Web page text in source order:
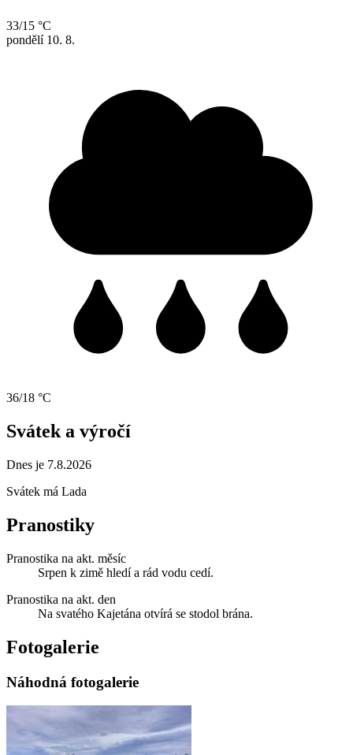
33/15 °C
pondělí 10. 8.
36/18 °C
Svátek a výročí
Dnes je 7.8.2026
Svátek má Lada
Pranostiky
Pranostika na akt. měsíc
Srpen k zimě hledí a rád vodu cedí.
Pranostika na akt. den
Na svatého Kajetána otvírá se stodol brána.
Fotogalerie
Náhodná fotogalerie